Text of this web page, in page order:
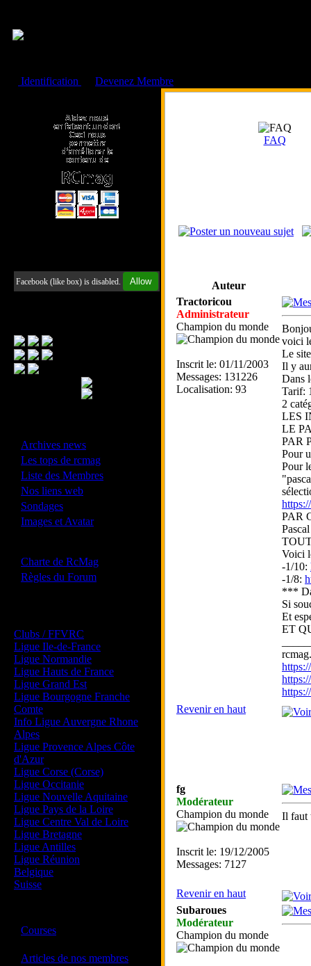
Identification
Devenez Membre
Facebook (like box) is disabled. Allow
Archives news
Les tops de rcmag
Liste des Membres
Nos liens web
Sondages
Images et Avatar
Charte de RcMag
Règles du Forum
Clubs / FFVRC
Ligue Ile-de-France
Ligue Normandie
Ligue Hauts de France
Ligue Grand Est
Ligue Bourgogne Franche
Comte
Info Ligue Auvergne Rhone
Alpes
Ligue Provence Alpes Côte
d'Azur
Ligue Corse (Corse)
Ligue Occitanie
Ligue Nouvelle Aquitaine
Ligue Pays de la Loire
Ligue Centre Val de Loire
Ligue Bretagne
Ligue Antilles
Ligue Réunion
Belgique
Suisse
Courses
Articles de nos membres
FAQ
Auteur
Tractoricou
Administrateur
Champion du monde
Inscrit le: 01/11/2003
Messages: 131226
Localisation: 93
voici
Le
Il y
Dans
Tarif:
2
LES
LE
PAR
Pour
Pour
PAR
Voici
-1/10:
-1/8:
***
Si
Et
ET
Revenir en haut
fg
Modérateur
Champion du monde
Inscrit le: 19/12/2005
Messages: 7127
Il faut
Revenir en haut
Subaroues
Modérateur
Champion du monde